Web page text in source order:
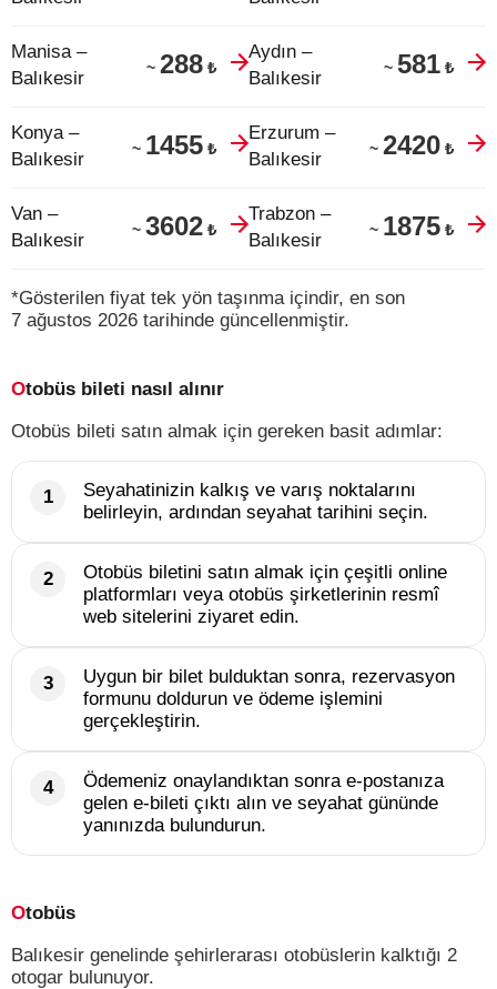
Manisa –
Balıkesir
~ 288 ₺
Aydın –
Balıkesir
~ 581 ₺
Konya –
Balıkesir
~ 1455 ₺
Erzurum –
Balıkesir
~ 2420 ₺
Van –
Balıkesir
~ 3602 ₺
Trabzon –
Balıkesir
~ 1875 ₺
*Gösterilen fiyat tek yön taşınma içindir, en son
7 ağustos 2026 tarihinde güncellenmiştir.
Otobüs bileti nasıl alınır
Otobüs bileti satın almak için gereken basit adımlar:
Seyahatinizin kalkış ve varış noktalarını
belirleyin, ardından seyahat tarihini seçin.
Otobüs biletini satın almak için çeşitli online
platformları veya otobüs şirketlerinin resmî
web sitelerini ziyaret edin.
Uygun bir bilet bulduktan sonra, rezervasyon
formunu doldurun ve ödeme işlemini
gerçekleştirin.
Ödemeniz onaylandıktan sonra e-postanıza
gelen e-bileti çıktı alın ve seyahat gününde
yanınızda bulundurun.
Otobüs
Balıkesir genelinde şehirlerarası otobüslerin kalktığı 2
otogar bulunuyor.